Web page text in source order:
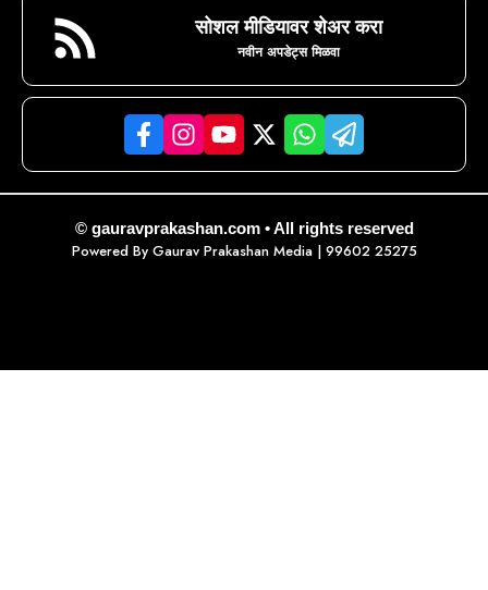
सोशल मीडियावर शेअर करा
नवीन अपडेट्स मिळवा
© gauravprakashan.com • All rights reserved
Powered By Gaurav Prakashan Media| 99602 25275